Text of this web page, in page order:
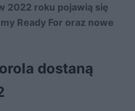
2022 roku pojawią się
Ready For oraz nowe
dostaną